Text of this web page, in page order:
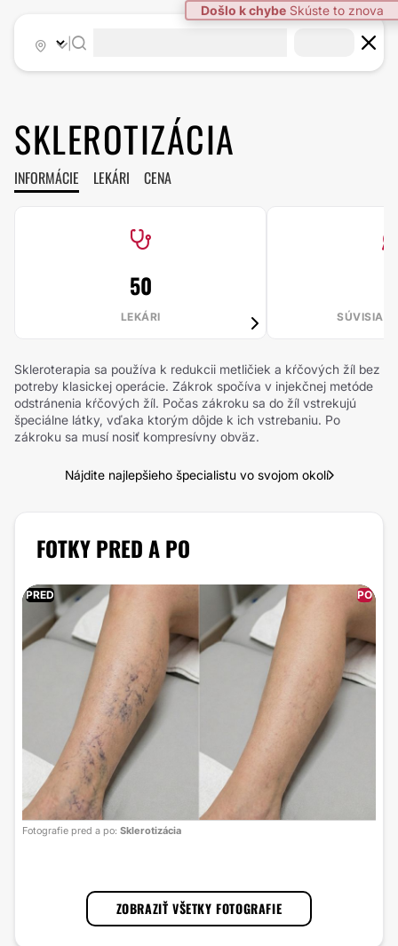
Došlo k chybe Skúste to znova
SKLEROTIZÁCIA
INFORMÁCIE LEKÁRI CENA
50
LEKÁRI
Skleroterapia sa používa k redukcii metličiek a kŕčových žíl bez
potreby klasickej operácie. Zákrok spočíva v injekčnej metóde
odstránenia kŕčových žíl. Počas zákroku sa do žíl vstrekujú
špeciálne látky, vďaka ktorým dôjde k ich vstrebaniu. Po
zákroku sa musí nosiť kompresívny obväz.
Nájdite najlepšieho špecialistu vo svojom okolí
FOTKY PRED A PO
PRED PO
Fotografie pred a po: Sklerotizácia
ZOBRAZIŤ VŠETKY FOTOGRAFIE